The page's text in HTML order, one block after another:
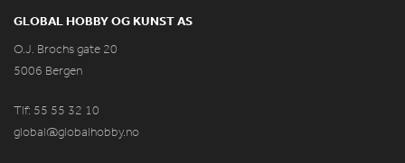
GLOBAL HOBBY OG KUNST AS
O.J. Brochs gate 20
5006 Bergen
Tlf: 55 55 32 10
global@globalhobby.no